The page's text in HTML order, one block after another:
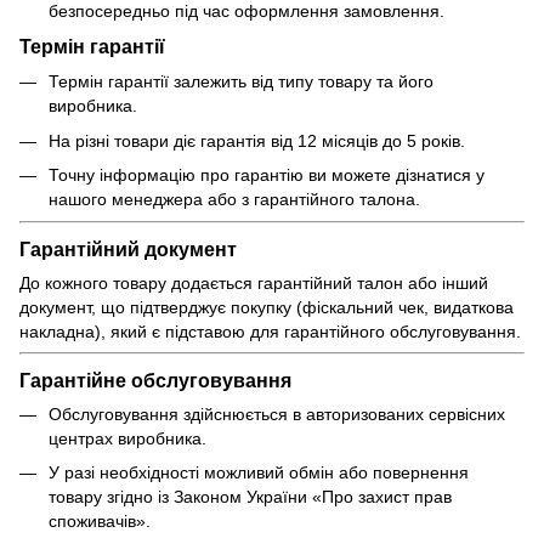
безпосередньо під час оформлення замовлення.
Термін гарантії
Термін гарантії залежить від типу товару та його
виробника.
На різні товари діє гарантія від 12 місяців до 5 років.
Точну інформацію про гарантію ви можете дізнатися у
нашого менеджера або з гарантійного талона.
Гарантійний документ
До кожного товару додається гарантійний талон або інший
документ, що підтверджує покупку (фіскальний чек, видаткова
накладна), який є підставою для гарантійного обслуговування.
Гарантійне обслуговування
Обслуговування здійснюється в авторизованих сервісних
центрах виробника.
У разі необхідності можливий обмін або повернення
товару згідно із Законом України «Про захист прав
споживачів».